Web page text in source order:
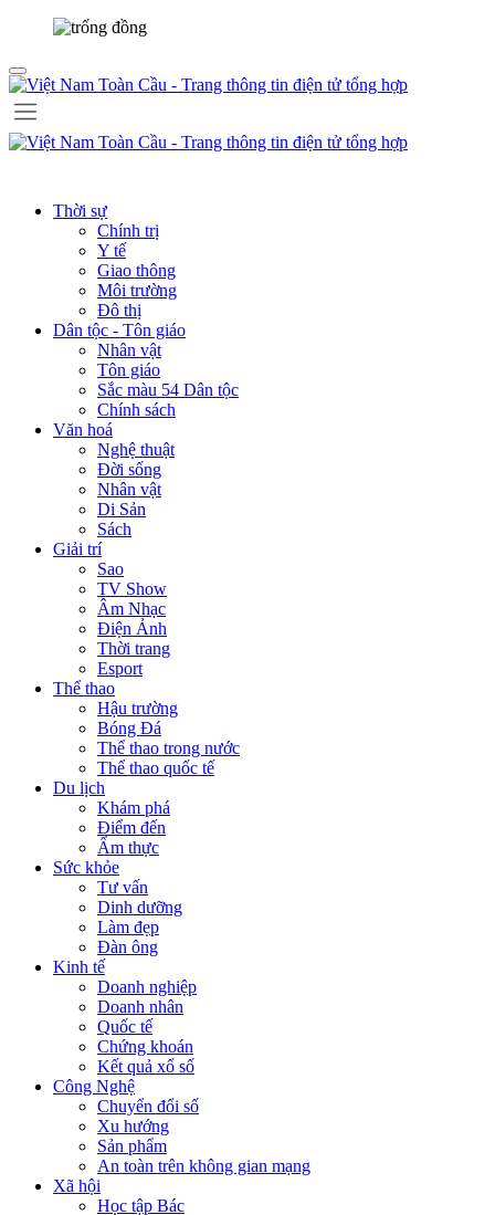
Thời sự
Chính trị
Y tế
Giao thông
Môi trường
Đô thị
Dân tộc - Tôn giáo
Nhân vật
Tôn giáo
Sắc màu 54 Dân tộc
Chính sách
Văn hoá
Nghệ thuật
Đời sống
Nhân vật
Di Sản
Sách
Giải trí
Sao
TV Show
Âm Nhạc
Điện Ảnh
Thời trang
Esport
Thể thao
Hậu trường
Bóng Đá
Thể thao trong nước
Thể thao quốc tế
Du lịch
Khám phá
Điểm đến
Ẩm thực
Sức khỏe
Tư vấn
Dinh dưỡng
Làm đẹp
Đàn ông
Kinh tế
Doanh nghiệp
Doanh nhân
Quốc tế
Chứng khoán
Kết quả xổ số
Công Nghệ
Chuyển đổi số
Xu hướng
Sản phẩm
An toàn trên không gian mạng
Xã hội
Học tập Bác